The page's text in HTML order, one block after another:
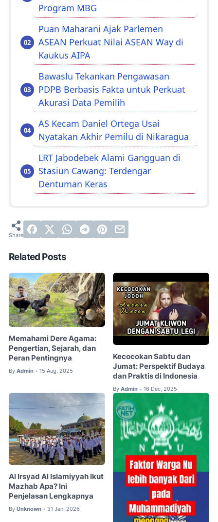
Program MBG
Puan Maharani Ajak Parlemen
ASEAN Perkuat Nilai ASEAN Way di
Kaukus AIPA
Bawaslu Tekankan Pengawasan
PDPB Berbasis Fakta untuk Perkuat
Akurasi Data Pemilih
AS Kecam Daniel Ortega Usai
Nyatakan Akhir Pemilu di Nikaragua
LRT Jabodebek Alami Gangguan di
Stasiun Cawang: Terdengar
Dentuman Keras
Related Posts
Memahami Dere Agama:
Pengertian, Sejarah, dan
Peran Pentingnya
By Admin • 15 Aug, 2025
Kecocokan Sabtu dan
Jumat: Perspektif Budaya
dan Praktis di Indonesia
By Admin • 16 Dec, 2025
Al Irsyad Al Islamiyyah Ikut
Mazhab Apa? Ini
Penjelasan Lengkapnya
By Unknown • 31 Jan, 2026